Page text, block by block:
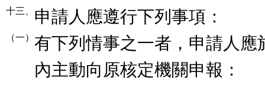
十三、 申請人應遵行下列事項：
（一） 有下列情事之一者，申請人應
內主動向原核定機關申報：